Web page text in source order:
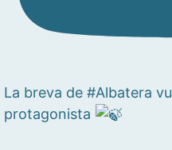
La breva de #Albatera
protagonista